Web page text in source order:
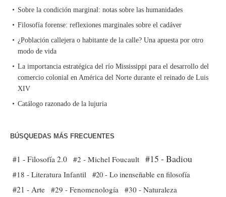
Sobre la condición marginal: notas sobre las humanidades
Filosofía forense: reflexiones marginales sobre el cadáver
¿Población callejera o habitante de la calle? Una apuesta por otro
modo de vida
La importancia estratégica del río Mississippi para el desarrollo del
comercio colonial en América del Norte durante el reinado de Luis
XIV
Catálogo razonado de la lujuria
BÚSQUEDAS MÁS FRECUENTES
#1 - Filosofía 2.0 #2 - Michel Foucault #15 - Badiou
#18 - Literatura Infantil #20 - Lo inenseñable en filosofía
#21 - Arte #29 - Fenomenología
#30 - Naturaleza